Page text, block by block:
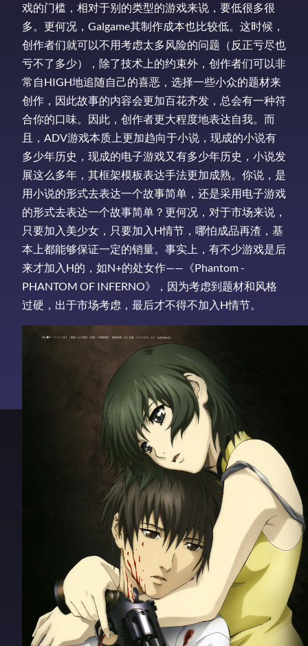
戏的门槛，相对于别的类型的游戏来说，要低很多很
多。更何况，Galgame其制作成本也比较低。这时候，
创作者们就可以不用考虑太多风险的问题（反正亏尽也
亏不了多少），除了技术上的约束外，创作者们可以非
常自HIGH地追随自己的喜恶，选择一些小众的题材来
创作，因此故事的内容会更加百花齐发，总会有一种符
合你的口味。因此，创作者更大程度地表达自我。而
且，ADV游戏本质上更加趋向于小说，现成的小说有
多少年历史，现成的电子游戏又有多少年历史，小说发
展这么多年，其框架模板表达手法更加成熟。你说，是
用小说的形式去表达一个故事简单，还是采用电子游戏
的形式去表达一个故事简单？更何况，对于市场来说，
只要加入美少女，只要加入H情节，哪怕成品再渣，基
本上都能够保证一定的销量。事实上，有不少游戏是后
来才加入H的，如N+的处女作——《Phantom -
PHANTOM OF INFERNO》，因为考虑到题材和风格
过硬，出于市场考虑，最后才不得不加入H情节。